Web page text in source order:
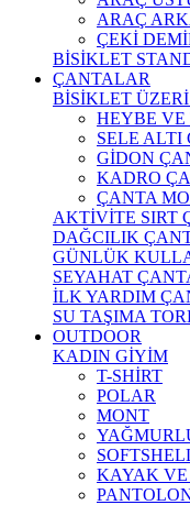
ARAÇ
ÇEKİ
BİSİKLET
ÇANTALAR
BİSİKLET
HEYBE
SELE ALTI
GİDON
KADRO
ÇANTA
AKTİVİTE SIRT
DAĞCILIK
GÜNLÜK
SEYAHAT
İLK YARDIM
SU TAŞIMA
OUTDOOR
KADIN GİYİM
T-SHİRT
POLAR
MONT
KAYAK VE